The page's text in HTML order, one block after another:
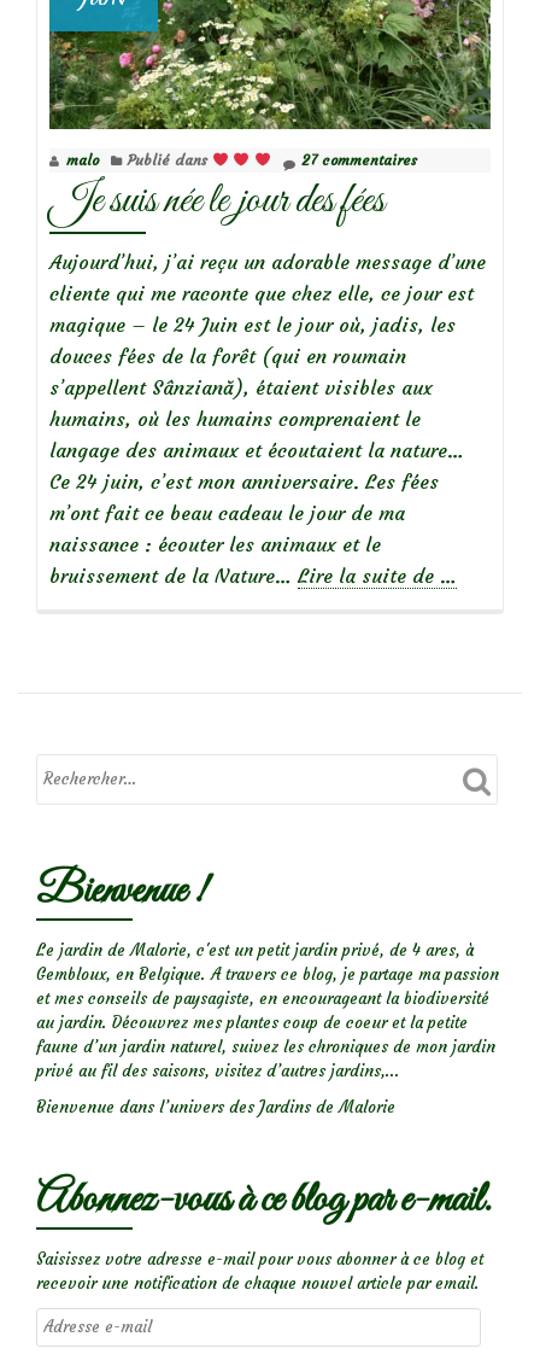
malo Publié dans 27 commentaires
Je suis née le jour des fées
Aujourd’hui, j’ai reçu un adorable message d’une
cliente qui me raconte que chez elle, ce jour est
magique – le 24 Juin est le jour où, jadis, les
douces fées de la forêt (qui en roumain
s’appellent Sânziană), étaient visibles aux
humains, où les humains comprenaient le
langage des animaux et écoutaient la nature…
Ce 24 juin, c’est mon anniversaire. Les fées
m’ont fait ce beau cadeau le jour de ma
naissance : écouter les animaux et le
bruissement de la Nature… Lire la suite de
née
jour
des
…
Bienvenue !
Le jardin de Malorie, c'est un petit jardin privé, de 4 ares, à
Gembloux, en Belgique. A travers ce blog, je partage ma passion
et mes conseils de paysagiste, en encourageant la biodiversité
au jardin. Découvrez mes plantes coup de coeur et la petite
faune d’un jardin naturel, suivez les chroniques de mon jardin
privé au fil des saisons, visitez d’autres jardins,...
Bienvenue dans l’univers des Jardins de Malorie
Abonnez-vous à ce blog par e-mail.
Saisissez votre adresse e-mail pour vous abonner à ce blog et
recevoir une notification de chaque nouvel article par email.
Adresse
e-